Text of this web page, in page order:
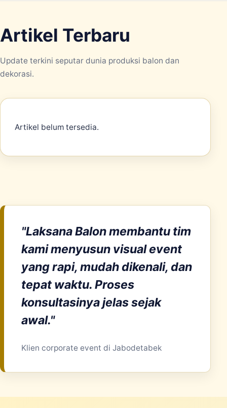
Artikel Terbaru
Update terkini seputar dunia produksi balon dan
dekorasi.
Artikel belum tersedia.
"Laksana Balon membantu tim
kami menyusun visual event
yang rapi, mudah dikenali, dan
tepat waktu. Proses
konsultasinya jelas sejak
awal."
Klien corporate event di Jabodetabek